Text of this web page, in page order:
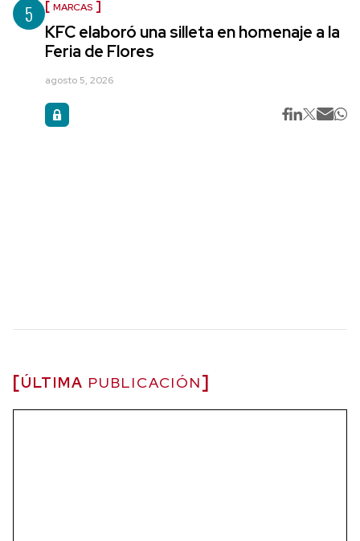
5 MARCAS
KFC elaboró una silleta en homenaje a la
Feria de Flores
agosto 5, 2026
ÚLTIMA PUBLICACIÓN